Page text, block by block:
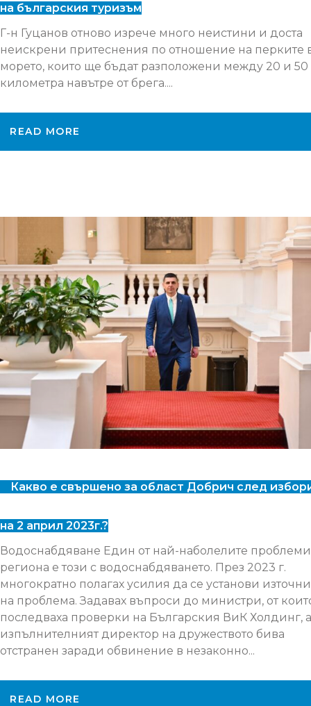
на българския туризъм
Г-н Гуцанов отново изрече много неистини и доста
неискрени притеснения по отношение на перките
морето, които ще бъдат разположени между 20 и 50
километра навътре от брега....
READ MORE
Какво е свършено за област Добрич след
на 2 април 2023г.?
Водоснабдяване Един от най-наболелите
региона е този с водоснабдяването. През 2023 г.
многократно полагах усилия да се установи
на проблема. Задавах въпроси до министри, от
последваха проверки на Българския ВиК Холдинг, а
изпълнителният директор на дружеството бива
отстранен заради обвинение в незаконно...
READ MORE